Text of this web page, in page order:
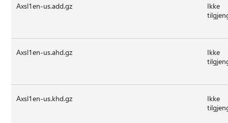
Axsl1en-us.add.gz
Ikke
Axsl1en-us.ahd.gz
Ikke
Axsl1en-us.khd.gz
Ikke